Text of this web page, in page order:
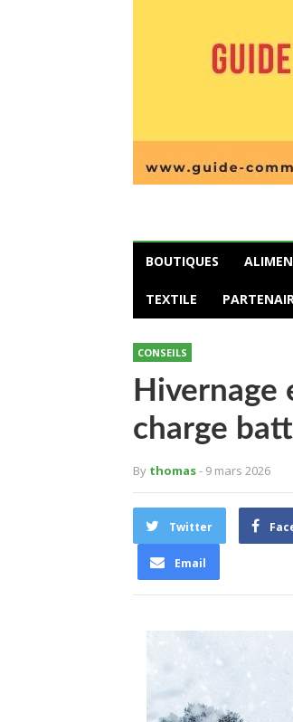
BOUTIQUES
TEXTILE
CONSEILS
Hivernage
charge
By thomas- 9 mars 2026
Twitter
Email